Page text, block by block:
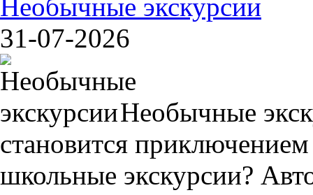
Необычные экскурсии
31-07-2026
Необычные
становится
школьные экскурсии?